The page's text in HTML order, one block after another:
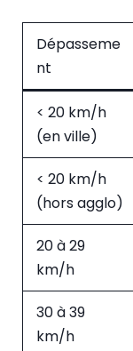
Dépasseme
nt
< 20 km/h
(en ville)
< 20 km/h
(hors agglo)
20 à 29
km/h
30 à 39
km/h